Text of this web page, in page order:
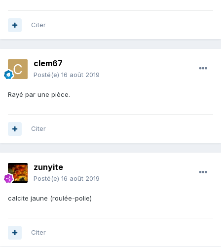
Citer
clem67
Posté(e) 16 août 2019
Rayé par une pièce.
Citer
zunyite
Posté(e) 16 août 2019
calcite jaune (roulée-polie)
Citer